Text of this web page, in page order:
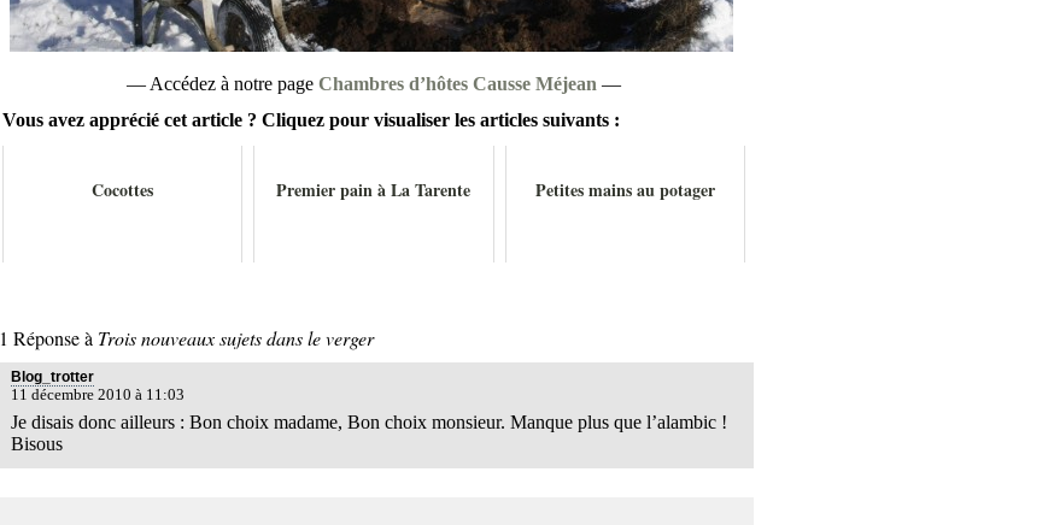
— Accédez à notre page Chambres d’hôtes Causse Méjean —
Vous avez apprécié cet article ? Cliquez pour visualiser les articles suivants :
Cocottes Premier pain à La Tarente Petites mains au potager
1 Réponse à Trois nouveaux sujets dans le verger
Blog_trotter
11 décembre 2010 à 11:03
Je disais donc ailleurs : Bon choix madame, Bon choix monsieur. Manque plus que l’alambic !
Bisous